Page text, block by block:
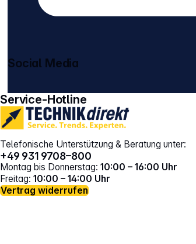
Service-Hotline
Telefonische Unterstützung & Beratung unter:
+49 931 9708–800
Montag bis Donnerstag: 10:00 – 16:00 Uhr
Freitag: 10:00 – 14:00 Uhr
Vertrag widerrufen
Social Media